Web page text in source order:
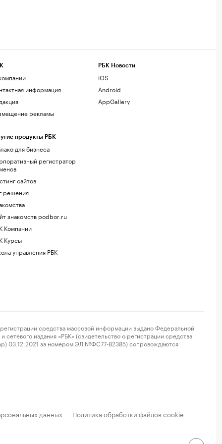
информация
рекламы
продукты РБК
для бизнеса
регистратор
сайтов
знакомств podbor.ru
Компании
Курсы
управления РБК
РБК Новости
iOS
Android
AppGallery
средства массовой информации выдано Федеральной
издания «РБК» (свидетельство о регистрации средства
03.12.2021 за номером ЭЛ №ФС77-82385) сопровождаются
данных · Политика обработки файлов cookie